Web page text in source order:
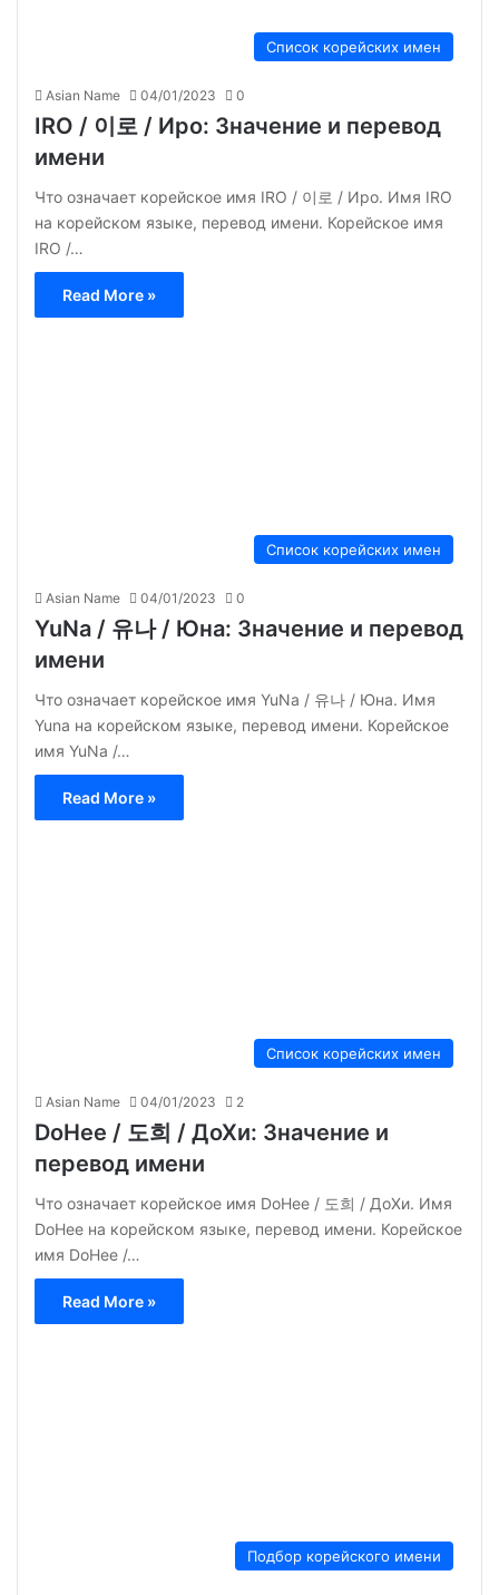
Список корейских имен
Asian Name 04/01/2023 0
IRO / 이로 / Иро: Значение и перевод
имени
Что означает корейское имя IRO / 이로 / Иро. Имя IRO
на корейском языке, перевод имени. Корейское имя
IRO /…
Read More »
Список корейских имен
Asian Name 04/01/2023 0
YuNa / 유나 / Юна: Значение и перевод
имени
Что означает корейское имя YuNa / 유나 / Юна. Имя
Yuna на корейском языке, перевод имени. Корейское
имя YuNa /…
Read More »
Список корейских имен
Asian Name 04/01/2023 2
DoHee / 도희 / ДоХи: Значение и
перевод имени
Что означает корейское имя DoHee / 도희 / ДоХи. Имя
DoHee на корейском языке, перевод имени. Корейское
имя DoHee /…
Read More »
Подбор корейского имени